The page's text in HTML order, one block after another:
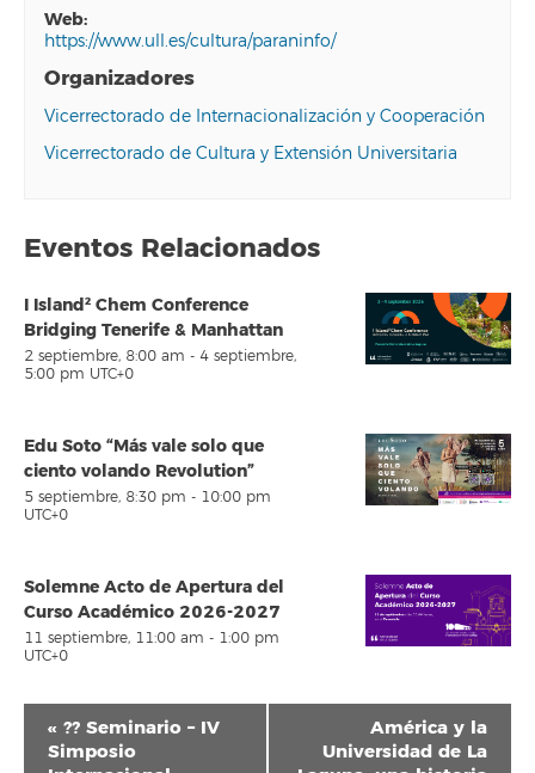
web:
https://www.ull.es/cultura/paraninfo/
Organizadores
Vicerrectorado de Internacionalización y Cooperación
Vicerrectorado de Cultura y Extensión Universitaria
Eventos Relacionados
I Island² Chem Conference
Bridging Tenerife & Manhattan
2 septiembre, 8:00 am - 4 septiembre,
5:00 pm UTC+0
Edu Soto “Más vale solo que
ciento volando Revolution”
5 septiembre, 8:30 pm - 10:00 pm
UTC+0
Solemne Acto de Apertura del
Curso Académico 2026-2027
11 septiembre, 11:00 am - 1:00 pm
UTC+0
Navegación
del
« ?? Seminario – IV
Simposio
América y la
Universidad de La